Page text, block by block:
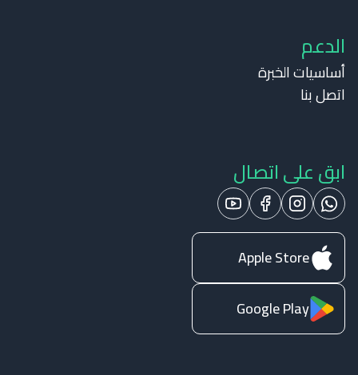
الدعم
أساسيات الخبرة
اتصل بنا
ابق على اتصال
Apple Store
Google Play